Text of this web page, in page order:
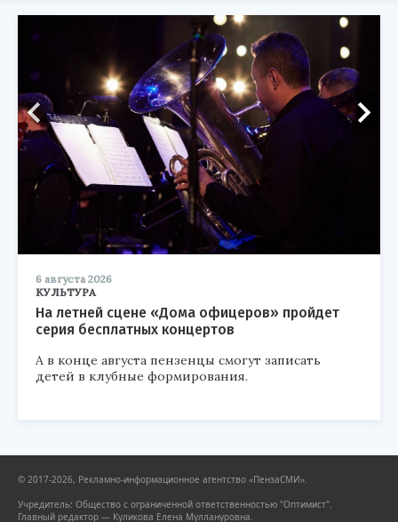
6 августа 2026
КУЛЬТУРА
На летней сцене «Дома офицеров» пройдет
серия бесплатных концертов
А в конце августа пензенцы смогут записать
детей в клубные формирования.
© 2017-2026, Рекламно-информационное агентство «ПензаСМИ».
Учредитель: Общество с ограниченной ответственностью "Оптимист".
Главный редактор — Куликова Елена Муллануровна.